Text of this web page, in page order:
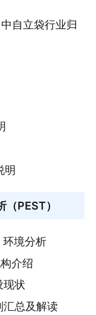
自立袋行业归
明
PEST）
环境分析
介绍
现状
汇总及解读